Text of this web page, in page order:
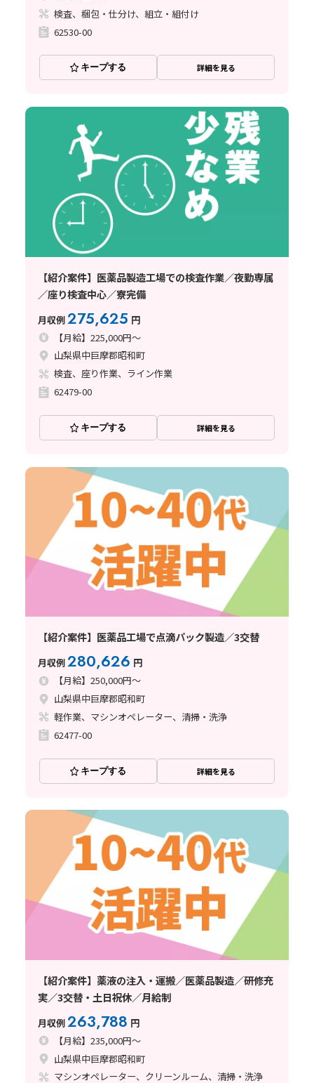
検査、梱包・仕分け、組立・組付け
62530-00
キープする 詳細を見る
【紹介案件】医薬品製造工場での検査作業／夜勤専属
／座り検査中心／寮完備
月収例275,625 円
【月給】225,000円～
山梨県中巨摩郡昭和町
検査、座り作業、ライン作業
62479-00
キープする 詳細を見る
【紹介案件】医薬品工場で点滴パック製造／3交替
月収例280,626 円
【月給】250,000円～
山梨県中巨摩郡昭和町
軽作業、マシンオペレーター、清掃・洗浄
62477-00
キープする 詳細を見る
【紹介案件】薬液の注入・運搬／医薬品製造／研修充
実／3交替・土日祝休／月給制
月収例263,788 円
【月給】235,000円～
山梨県中巨摩郡昭和町
マシンオペレーター、クリーンルーム、清掃・洗浄